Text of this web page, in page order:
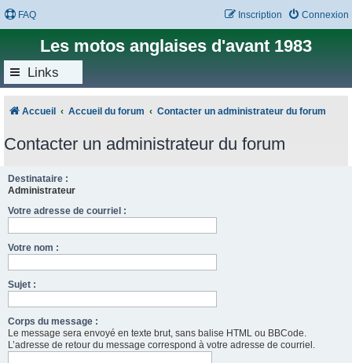
FAQ Connexion
Inscription
Les motos anglaises d'avant 1983
Links
Accueil Accueil du forum Contacter un administrateur du forum
Contacter un administrateur du forum
Destinataire :
Administrateur
Votre adresse de courriel :
Votre nom :
Sujet :
Corps du message :
Le message sera envoyé en texte brut, sans balise HTML ou BBCode.
L’adresse de retour du message correspond à votre adresse de courriel.